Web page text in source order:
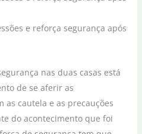
nas duas casas está
de se aferir as
as cautela e as precauções
do acontecimento que foi